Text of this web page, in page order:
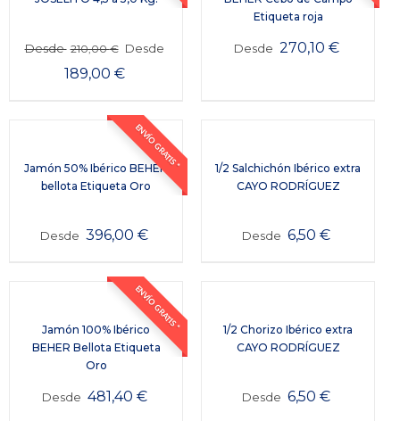
Desde 210,00€ Desde
189,00 €
Etiqueta roja
Desde 270,10 €
ENVÍO GRATIS *
Jamón 50% Ibérico BEHER
bellota Etiqueta Oro
Desde 396,00€
1/2 Salchichón Ibérico extra
CAYO RODRÍGUEZ
Desde 6,50€
ENVÍO GRATIS *
Jamón 100% Ibérico
BEHER Bellota Etiqueta
Oro
Desde 481,40 €
1/2 Chorizo Ibérico extra
CAYO RODRÍGUEZ
Desde 6,50€